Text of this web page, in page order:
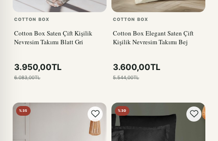
COTTON BOX
Cotton Box Saten Çift Kişilik
Nevresim Takımı Blatt Gri
3.950,00TL
6.083,00TL
COTTON BOX
Cotton Box Elegant Saten Çift
Kişilik Nevresim Takımı Bej
3.600,00TL
5.544,00TL
%35 %30